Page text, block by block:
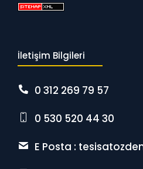
İletişim Bilgileri
0 312 269 79 57
0 530 520 44 30
E Posta :